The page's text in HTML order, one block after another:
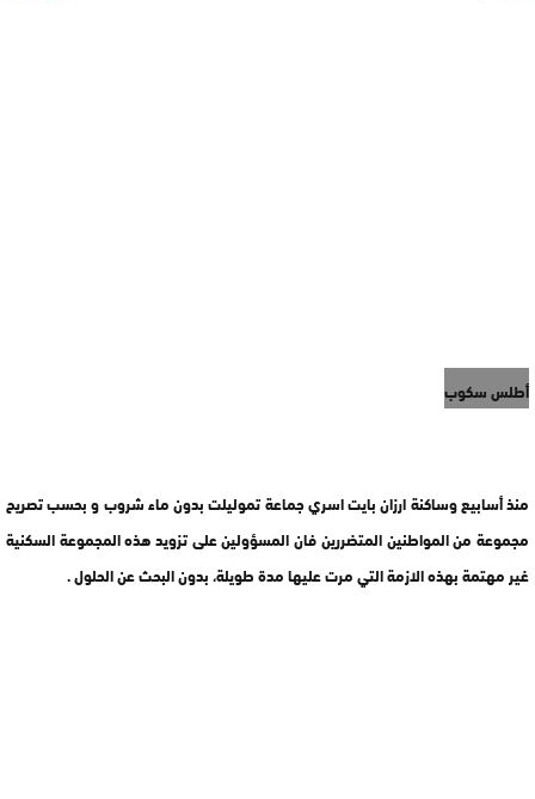
أطلس سكوب
منذ أسابيع وساكنة ارزان بايت اسري جماعة تموليلت بدون ماء شروب و بحسب تصريح
مجموعة من المواطنين المتضررين فان المسؤولين على تزويد هذه المجموعة السكنية
غير مهتمة بهذه الازمة التي مرت عليها مدة طويلة، بدون البحث عن الحلول .